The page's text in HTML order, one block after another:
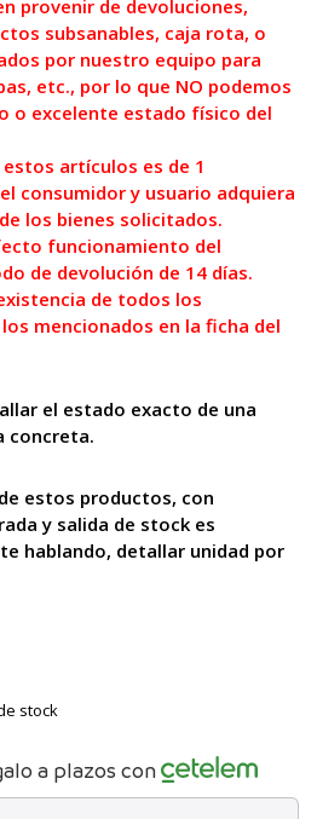
provenir de devoluciones,
subsanables, caja rota, o
por nuestro equipo para
etc., por lo que NO podemos
o excelente estado físico del
artículos es de 1
consumidor y usuario adquiera
los bienes solicitados.
funcionamiento del
de devolución de 14 días.
de todos los
mencionados en la ficha del
el estado exacto de una
concreta.
estos productos, con
y salida de stock es
hablando, detallar unidad por
stock
a plazos con